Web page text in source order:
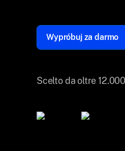
Wypróbuj za darmo
Scelto da oltre